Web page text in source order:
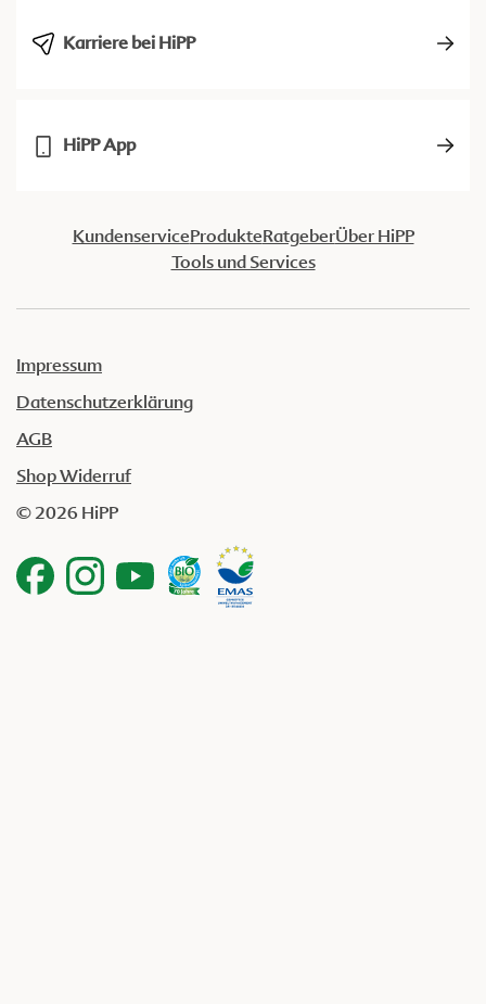
Karriere bei HiPP
HiPP App
KundenserviceProdukteRatgeberÜber HiPP
Tools und Services
Impressum
Datenschutzerklärung
AGB
Shop Widerruf
© 2026 HiPP